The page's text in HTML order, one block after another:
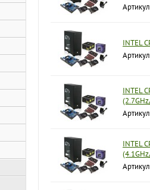
INTEL
INTEL
INTEL